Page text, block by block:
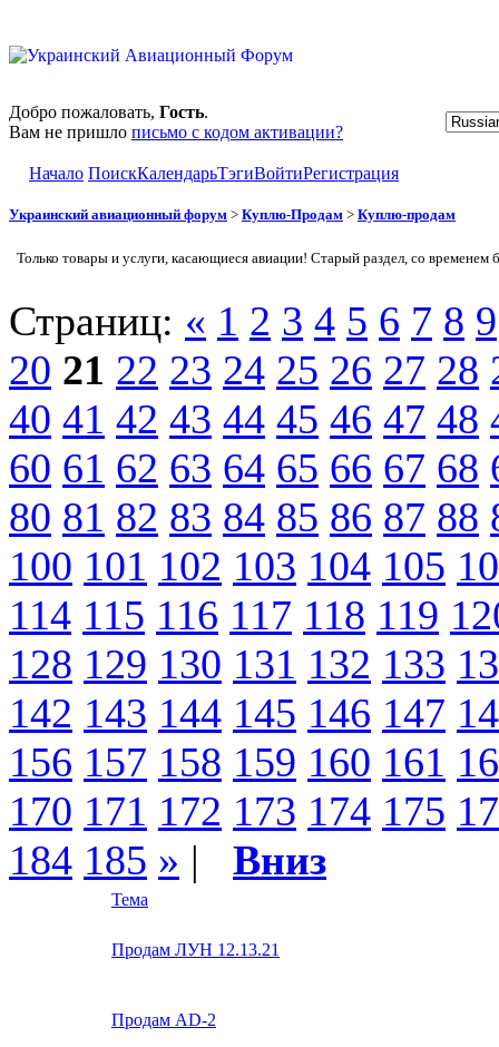
Добро пожаловать, Гость.
Вам не пришло письмо с кодом активации?
Начало ПоискКалендарьТэгиВойтиРегистрация
Украинский авиационный форум > Куплю-Продам > Куплю-продам
Только товары и услуги, касающиеся авиации! Старый раздел, со временем
Страниц: « 1 2 3 4 5 6 7 8 9
20 21 22 23 24 25 26 27 28
40 41 42 43 44 45 46 47 48
60 61 62 63 64 65 66 67 68
80 81 82 83 84 85 86 87 88
100 101 102 103 104 105
114 115 116 117 118 119
128 129 130 131 132 133
142 143 144 145 146 147
156 157 158 159 160 161
170 171 172 173 174 175
184 185 » | Вниз
Тема
Продам ЛУН 12.13.21
Продам AD-2